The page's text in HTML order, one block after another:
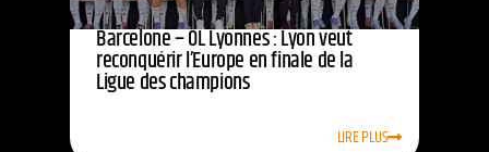
Barcelone – OL Lyonnes : Lyon veut
reconquérir l’Europe en finale de la
Ligue des champions
LIRE PLUS